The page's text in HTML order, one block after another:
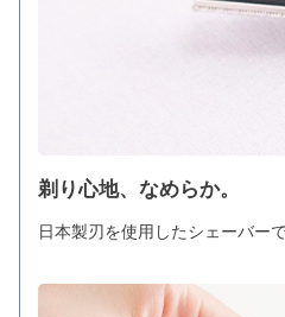
剃り心地、なめらか。
日本製刃を使用したシェーバー